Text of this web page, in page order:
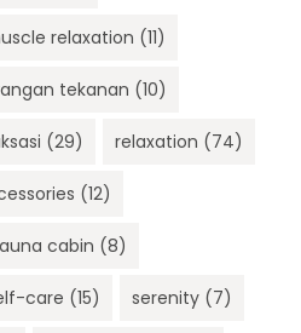
relaxation (11)
tekanan (10)
(29) relaxation (74)
(12)
cabin (8)
care (15) serenity (7)